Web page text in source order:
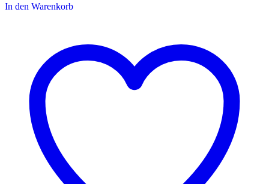
In den Warenkorb